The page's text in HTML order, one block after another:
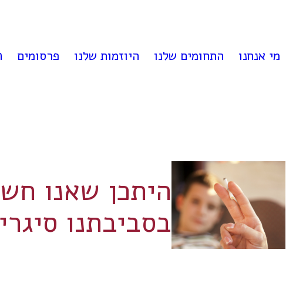
מי אנחנו
התחומים שלנו היוזמות שלנו פרסומים
היתכן שאנו
בסביבתנו